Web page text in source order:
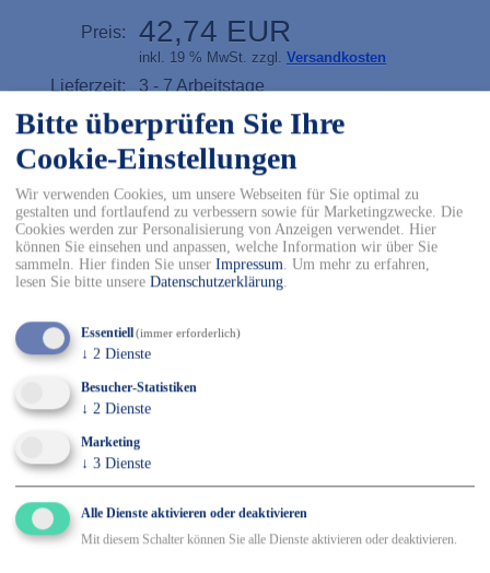
Bitte überprüfen Sie Ihre
Cookie-Einstellungen
Wir verwenden Cookies, um unsere Webseiten für Sie optimal zu
gestalten und fortlaufend zu verbessern sowie für Marketingzwecke. Die
Cookies werden zur Personalisierung von Anzeigen verwendet. Hier
können Sie einsehen und anpassen, welche Information wir über Sie
sammeln. Hier finden Sie unser Impressum. Um mehr zu erfahren,
lesen Sie bitte unsere Datenschutzerklärung.
Essentiell(immer erforderlich)
↓ 2 Dienste
Besucher-Statistiken
↓ 2 Dienste
Marketing
↓ 3 Dienste
Alle Dienste aktivieren oder deaktivieren
Mit diesem Schalter können Sie alle Dienste aktivieren oder deaktivieren.
Preis: 42,74 EUR
inkl. 19 % MwSt. zzgl. Versandkosten
Lieferzeit:
3 - 7 Arbeitstage
Art.Nr.:
160-365-007-
Größe
S M L XL
2XL 3XL
-
In den Warenkorb
✓ Kostenfreier Versand innerhalb DE ab 150€
✓ Versand mit DHL
✓ Sicher Einkaufen & Bezahlen